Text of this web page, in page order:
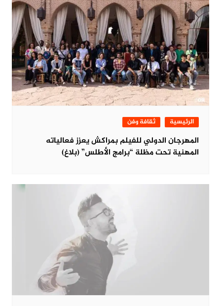
الرئيسية ثقافة وفن
المهرجان الدولي للفيلم بمراكش يعزز فعالياته
المهنية تحت مظلة “برامج الأطلس” (بلاغ)